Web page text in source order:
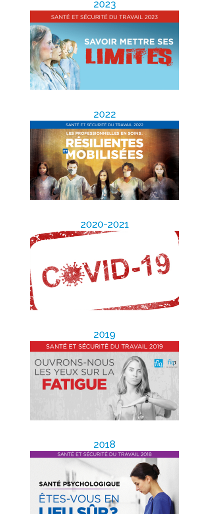
2023
2022
2020-2021
2019
2018